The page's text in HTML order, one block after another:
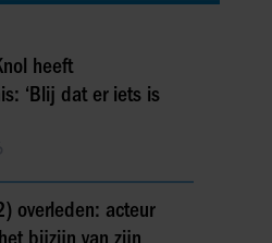
heeft
‘Blij dat er iets is
overleden: acteur